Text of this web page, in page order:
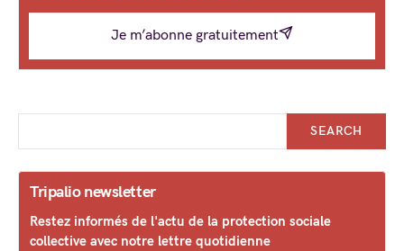
Je m’abonne gratuitement
SEARCH
Tripalio newsletter
Restez informés de l'actu de la protection sociale
collective avec notre lettre quotidienne